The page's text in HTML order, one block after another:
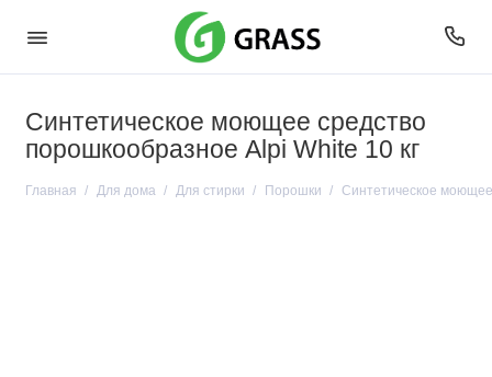
Синтетическое моющее средство
порошкообразное Alpi White 10 кг
Главная Для дома Для стирки Порошки Синтетическое